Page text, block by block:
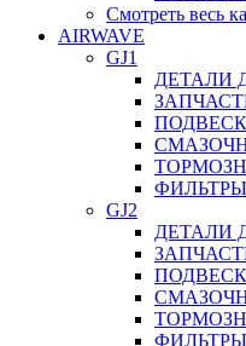
Смотреть весь
AIRWAVE
GJ1
ДЕТАЛИ
ФИЛЬТРЫ
GJ2
ДЕТАЛИ
ФИЛЬТРЫ